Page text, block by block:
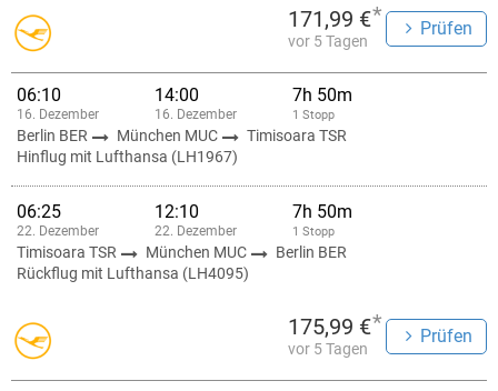
171,99 €*
vor 5 Tagen
Prüfen
06:10
16. Dezember
14:00
16. Dezember
7h 50m
1 Stopp
Berlin BER München MUC
Timisoara TSR
Hinflug mit Lufthansa (LH1967)
06:25
22. Dezember
12:10
22. Dezember
7h 50m
1 Stopp
Timisoara TSR München MUC
Berlin BER
Rückflug mit Lufthansa (LH4095)
175,99 €*
vor 5 Tagen
Prüfen